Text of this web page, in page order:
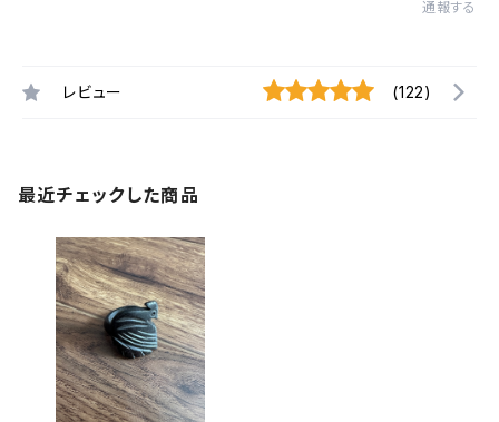
通報する
レビュー (122)
最近チェックした商品